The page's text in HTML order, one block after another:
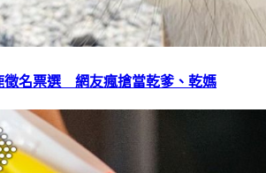
徵名票選 網友瘋搶當乾爹、乾媽